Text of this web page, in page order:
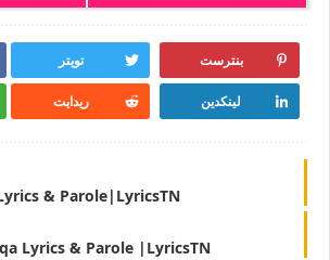
تويتر بنترست
ريدايت لينكدين
& Parole|LyricsTN
Lyrics & Parole |LyricsTN